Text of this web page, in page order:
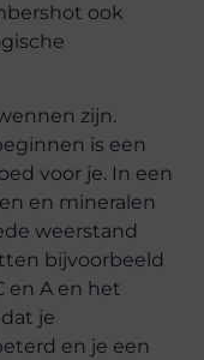
ook
zijn.
is een
voor je. In een
en mineralen
weerstand
bijvoorbeeld
en A en het
je
en je een